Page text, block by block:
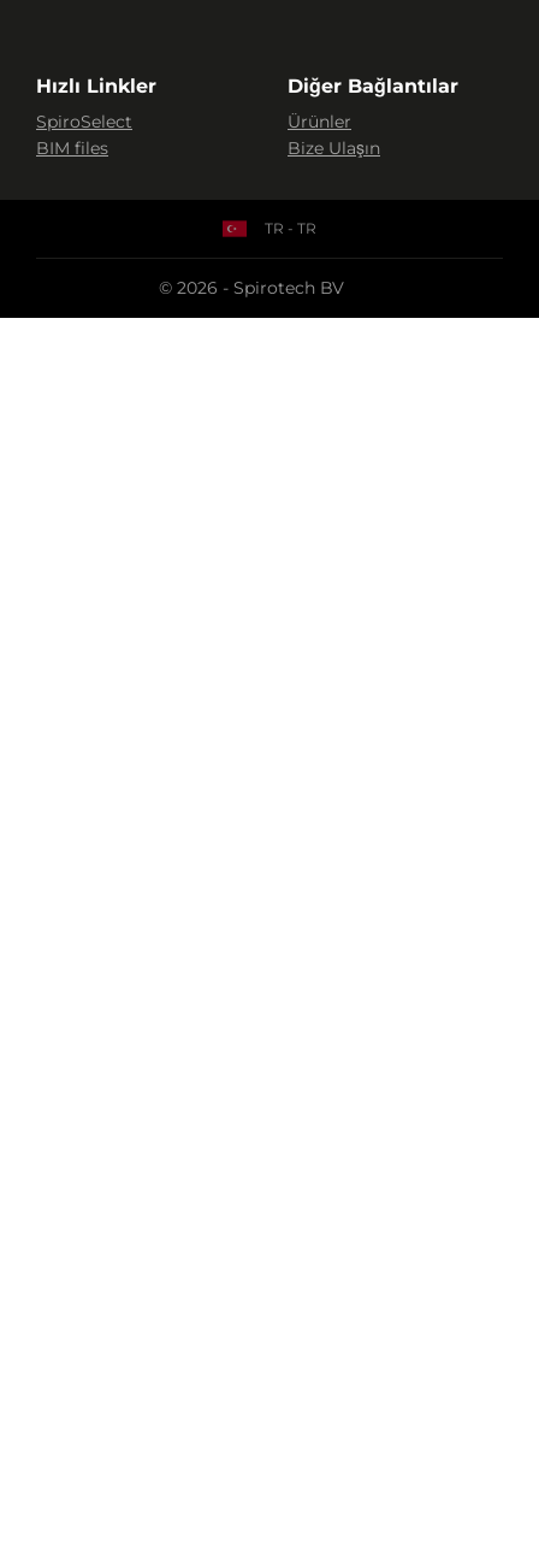
Hızlı Linkler
SpiroSelect
BIM files
Diğer Bağlantılar
Ürünler
Bize Ulaşın
© 2026 - Spirotech BV
TR - TR